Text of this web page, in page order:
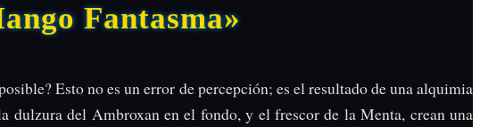
Fantasma»
Esto no es un error de percepción; es el resultado de una alquimia
dulzura del Ambroxan en el fondo, y el frescor de la Menta, crean una